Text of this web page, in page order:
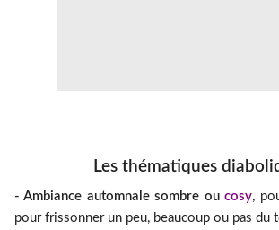
Les thématiques
- Ambiance automnale sombre ou cosy,
pour frissonner un peu, beaucoup ou pas du